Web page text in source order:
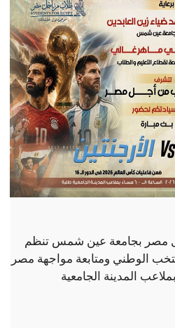
مصر بجامعة عين شمس تنظم
الوطني ومتابعة مواجهة مصر
المدينة الجامعية